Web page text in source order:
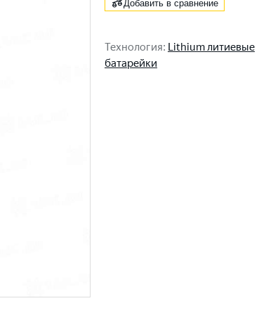
Добавить в сравнение
Технология: Lithium литиевые
батарейки